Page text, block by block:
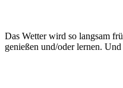
Das Wetter wird so langsam
genießen und/oder lernen.